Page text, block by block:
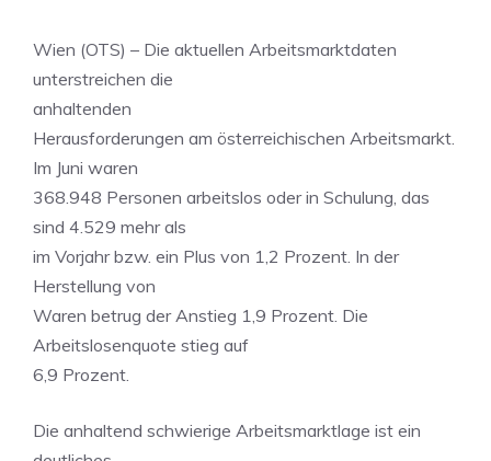
Wien (OTS) – Die aktuellen Arbeitsmarktdaten
unterstreichen die
anhaltenden
Herausforderungen am österreichischen Arbeitsmarkt.
Im Juni waren
368.948 Personen arbeitslos oder in Schulung, das
sind 4.529 mehr als
im Vorjahr bzw. ein Plus von 1,2 Prozent. In der
Herstellung von
Waren betrug der Anstieg 1,9 Prozent. Die
Arbeitslosenquote stieg auf
6,9 Prozent.
Die anhaltend schwierige Arbeitsmarktlage ist ein